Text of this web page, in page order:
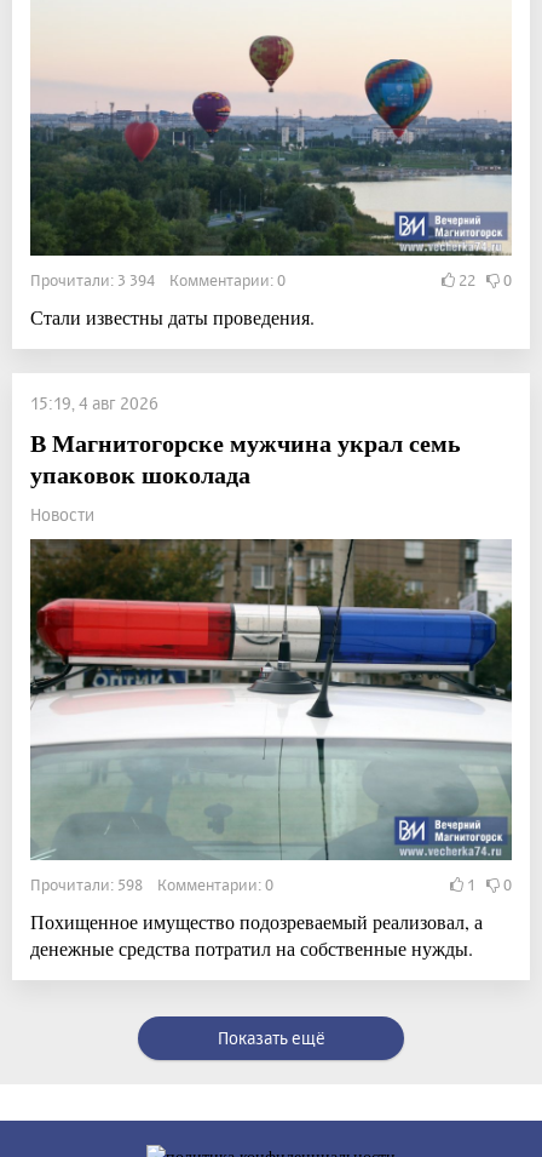
Прочитали: 3 394 Комментарии: 0 22 0
Стали известны даты проведения.
15:19, 4 авг 2026
В Магнитогорске мужчина украл семь
упаковок шоколада
Новости
Прочитали: 598 Комментарии: 0 1 0
Похищенное имущество подозреваемый реализовал, а
денежные средства потратил на собственные нужды.
Показать ещё